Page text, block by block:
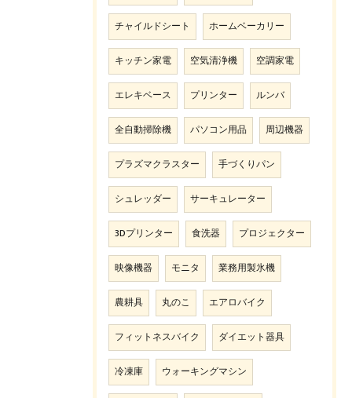
チャイルドシート ホームベーカリー
キッチン家電 空気清浄機 空調家電
エレキベース プリンター ルンバ
全自動掃除機 パソコン用品 周辺機器
プラズマクラスター 手づくりパン
シュレッダー サーキュレーター
3Dプリンター 食洗器 プロジェクター
映像機器 モニタ 業務用製氷機
農耕具 丸のこ エアロバイク
フィットネスバイク ダイエット器具
冷凍庫 ウォーキングマシン